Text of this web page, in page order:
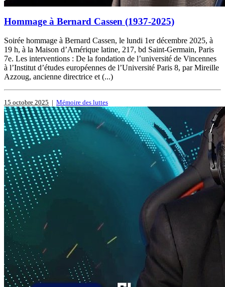
Hommage à Bernard Cassen (1937-2025)
Soirée hommage à Bernard Cassen, le lundi 1er décembre 2025, à
19 h, à la Maison d’Amérique latine, 217, bd Saint-Germain, Paris
7e. Les interventions : De la fondation de l’université de Vincennes
à l’Institut d’études européennes de l’Université Paris 8, par Mireille
Azzoug, ancienne directrice et (...)
15 octobre 2025 | Mémoire des luttes